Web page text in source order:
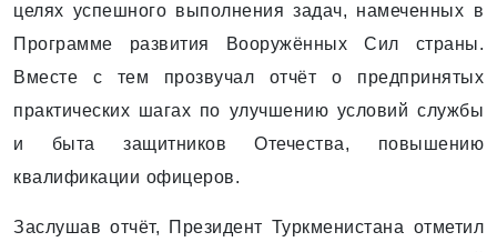
целях успешного выполнения задач, намеченных в
Программе развития Вооружённых Сил страны.
Вместе с тем прозвучал отчёт о предпринятых
практических шагах по улучшению условий службы
и быта защитников Отечества, повышению
квалификации офицеров.
Заслушав отчёт, Президент Туркменистана отметил